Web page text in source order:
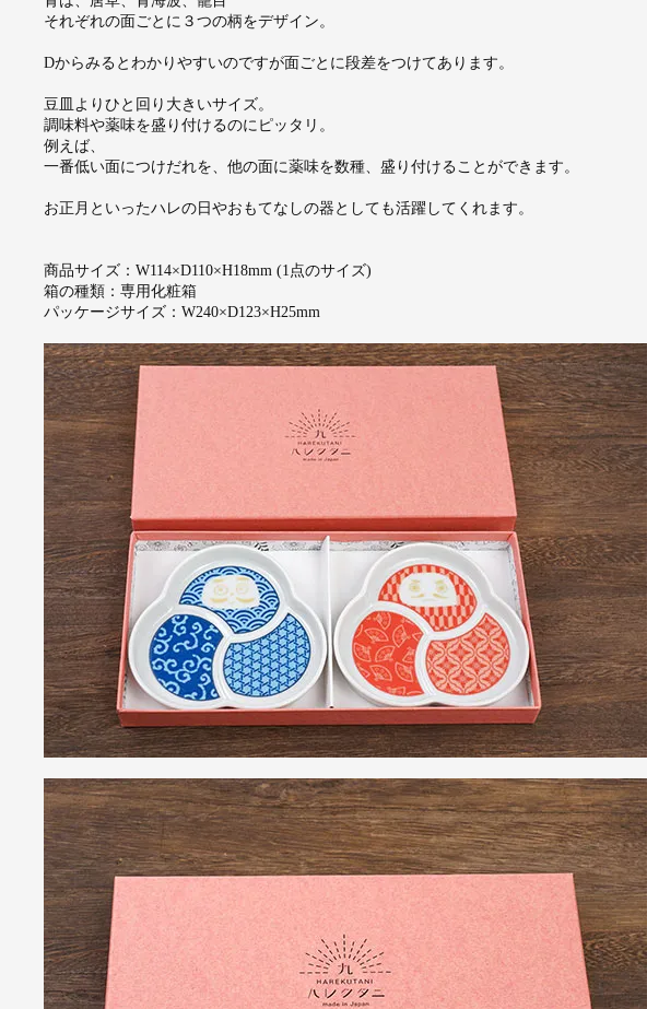
それぞれの面ごとに３つの柄をデザイン。
Dからみるとわかりやすいのですが面ごとに段差をつけてあります。
豆皿よりひと回り大きいサイズ。
調味料や薬味を盛り付けるのにピッタリ。
例えば、
一番低い面につけだれを、他の面に薬味を数種、盛り付けることができます。
お正月といったハレの日やおもてなしの器としても活躍してくれます。
商品サイズ：W114×D110×H18mm (1点のサイズ)
箱の種類：専用化粧箱
パッケージサイズ：W240×D123×H25mm